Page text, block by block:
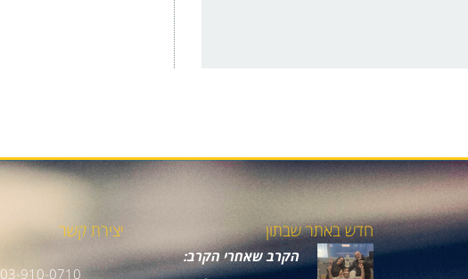
חדש באתר שבתון
הקרב שאחרי הקרב:
יצירת קשר
03-910-0710